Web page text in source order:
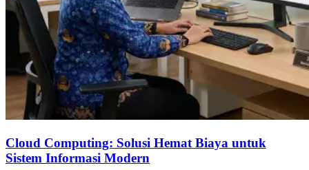
Cloud Computing: Solusi Hemat Biaya untuk
Sistem Informasi Modern